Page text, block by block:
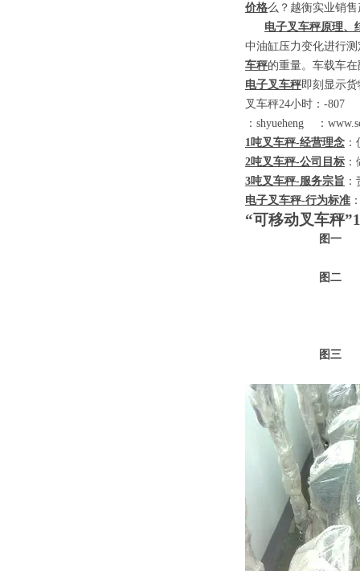
价格么？越衡实业销
电子叉车秤原理、
中油缸压力变化进行
车秤的重量。车载车
电子叉车秤即刻显示
叉车秤24小时： -
： shyueheng ：
1吨叉车秤-经营理念
2吨叉车秤-公司目标
3吨叉车秤-服务宗旨
电子叉车秤-行为标准
“可移动叉车秤”1
图一
图二
图三